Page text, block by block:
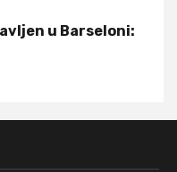
u Barseloni: